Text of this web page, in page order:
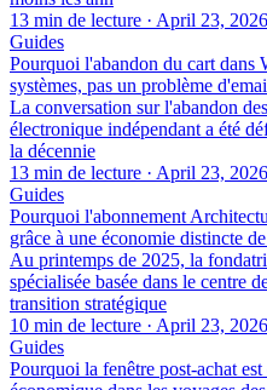
13 min de lecture · April 23, 2026
Guides
Pourquoi l'abandon du cart dans
systèmes, pas un problème
La conversation sur l'abandon
électronique indépendant a été
la décennie
13 min de lecture · April 23, 2026
Guides
Pourquoi l'abonnement
grâce à une économie distincte
Au printemps de 2025, la
spécialisée basée dans le centre
transition stratégique
10 min de lecture · April 23, 2026
Guides
Pourquoi la fenêtre post-achat